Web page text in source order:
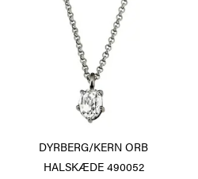
DYRBERG/KERN ORB
HALSKÆDE 490052